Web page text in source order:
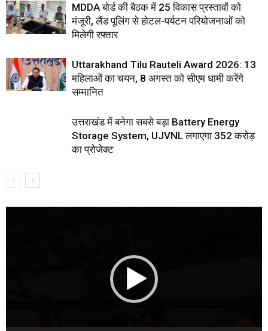
MDDA बोर्ड की बैठक में 25 विकास प्रस्तावों को
मंजूरी, लैंड पूलिंग से होटल-पर्यटन परियोजनाओं को
मिलेगी रफ्तार
Uttarakhand Tilu Rauteli Award 2026: 13
महिलाओं का चयन, 8 अगस्त को सीएम धामी करेंगे
सम्मानित
उत्तराखंड में बनेगा सबसे बड़ा Battery Energy
Storage System, UJVNL लगाएगा 352 करोड़
का प्रोजेक्ट